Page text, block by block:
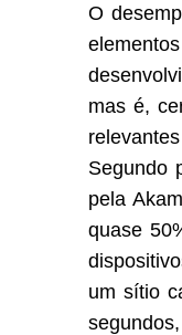
O
mas é,
Segundo
pela
quase
um sítio